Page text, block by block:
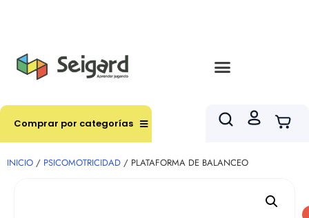
Comprar por categorías
INICIO / PSICOMOTRICIDAD / PLATAFORMA DE BALANCEO